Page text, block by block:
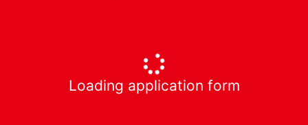
Loading application form